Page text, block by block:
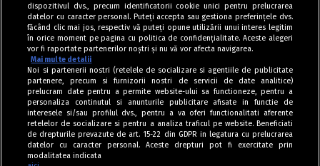
dispozitivul dvs., precum identificatorii cookie unici pentru prelucrarea
datelor cu caracter personal. Puteți accepta sau gestiona preferințele dvs.
făcând clic mai jos, respectiv vă puteți opune utilizării unui interes legitim
în orice moment pe pagina cu politica de confidențialitate. Aceste alegeri
vor fi raportate partenerilor noștri și nu vă vor afecta navigarea.
Mai multe detalii
Noi si partenerii nostri (retelele de socializare si agentiile de publicitate
partenere, precum si furnizorii nostri de servicii de date analitice)
prelucram date pentru a permite website-ului sa functioneze, pentru a
personaliza continutul si anunturile publicitare afisate in functie de
interesele si/sau profilul dvs., pentru a va oferi functionalitati aferente
retelelor de socializare si pentru a analiza traficul pe website. Beneficiati
de drepturile prevazute de art. 15-22 din GDPR in legatura cu prelucrarea
datelor cu caracter personal. Aceste drepturi pot fi exercitate prin
modalitatea indicata